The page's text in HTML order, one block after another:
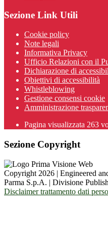
Sezione Link Utili
Cookie policy
Note legali
Informativa Privacy
Ufficio Relazioni con il
Dichiarazione di
Obiettivi di accessibilità
Whistleblowing
Gestione consensi cookie
Amministrazione
Pagina visualizzata 263
Sezione Copyright
Copyright 2026 | Engineered
Parma S.p.A. | Divisione
Disclaimer trattamento dati